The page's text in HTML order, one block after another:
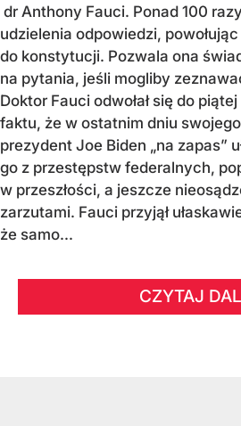
dr Anthony Fauci. Ponad 100
udzielenia odpowiedzi,
do konstytucji. Pozwala ona
na pytania, jeśli mogliby
Doktor Fauci odwołał się do
faktu, że w ostatnim dniu
prezydent Joe Biden „na zapas”
go z przestępstw federalnych,
w przeszłości, a jeszcze
zarzutami. Fauci przyjął
że samo...
CZYTAJ